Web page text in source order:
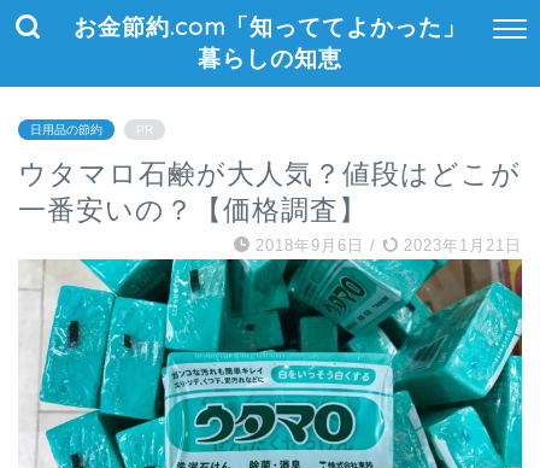
お金節約.com「知っててよかった」
暮らしの知恵
日用品の節約 PR
ウタマロ石鹸が大人気？値段はどこが
一番安いの？【価格調査】
2018年9月6日 / 2023年1月21日